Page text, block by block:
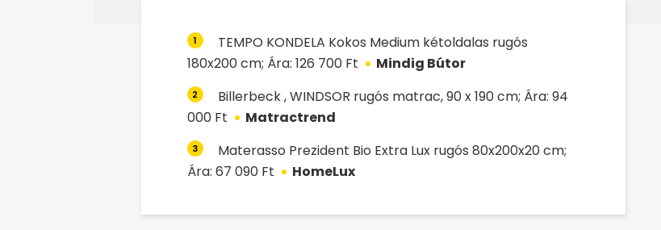
1
TEMPO KONDELA Kokos Medium kétoldalas rugós
180x200 cm; Ára: 126 700 Ft
Mindig Bútor
2
Billerbeck , WINDSOR rugós matrac, 90 x 190 cm; Ára: 94
000 Ft
Matractrend
3
Materasso Prezident Bio Extra Lux rugós 80x200x20 cm;
Ára: 67 090 Ft
HomeLux